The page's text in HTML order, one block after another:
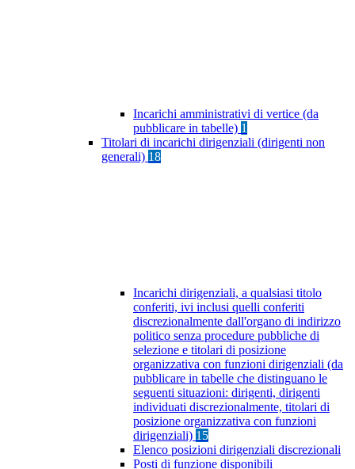
Incarichi amministrativi di vertice (da
pubblicare in tabelle) 1
Titolari di incarichi dirigenziali (dirigenti non
generali) 18
Incarichi dirigenziali, a qualsiasi titolo
conferiti, ivi inclusi quelli conferiti
discrezionalmente dall'organo di indirizzo
politico senza procedure pubbliche di
selezione e titolari di posizione
organizzativa con funzioni dirigenziali (da
pubblicare in tabelle che distinguano le
seguenti situazioni: dirigenti, dirigenti
individuati discrezionalmente, titolari di
posizione organizzativa con funzioni
dirigenziali) 15
Elenco posizioni dirigenziali discrezionali
Posti di funzione disponibili